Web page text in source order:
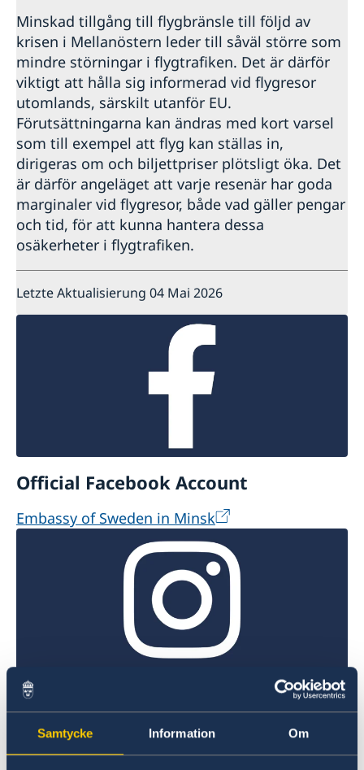
Samtycke Information Om
Minskad tillgång till flygbränsle till följd av
krisen i Mellanöstern leder till såväl större som
mindre störningar i flygtrafiken. Det är därför
viktigt att hålla sig informerad vid flygresor
utomlands, särskilt utanför EU.
Förutsättningarna kan ändras med kort varsel
som till exempel att flyg kan ställas in,
dirigeras om och biljettpriser plötsligt öka. Det
är därför angeläget att varje resenär har goda
marginaler vid flygresor, både vad gäller pengar
och tid, för att kunna hantera dessa
osäkerheter i flygtrafiken.
Letzte Aktualisierung 04 Mai 2026
Official Facebook Account
Embassy of Sweden in Minsk
Official Instagram Account
@swedeninbelarus